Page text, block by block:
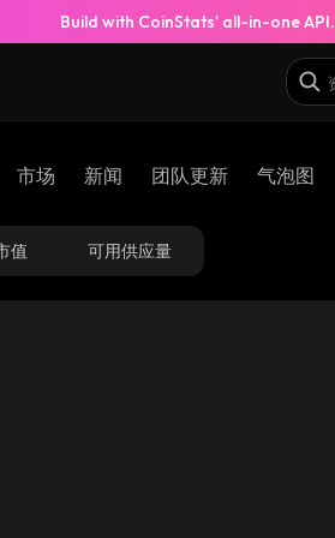
Build with CoinStats’ all-in-one API.
市场 新闻 团队更新 气泡图
值 可用供应量